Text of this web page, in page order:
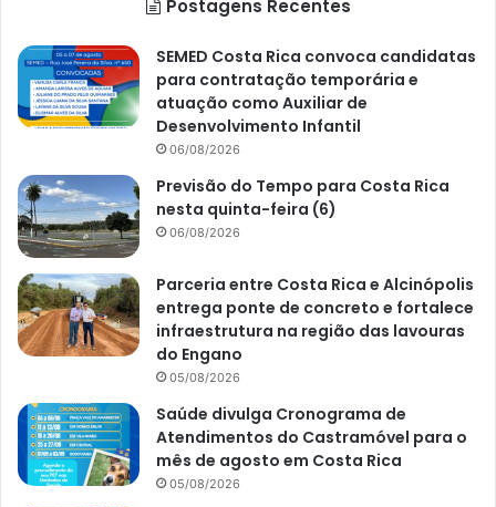
Postagens Recentes
SEMED Costa Rica convoca candidatas
para contratação temporária e
atuação como Auxiliar de
Desenvolvimento Infantil
06/08/2026
Previsão do Tempo para Costa Rica
nesta quinta-feira (6)
06/08/2026
Parceria entre Costa Rica e Alcinópolis
entrega ponte de concreto e fortalece
infraestrutura na região das lavouras
do Engano
05/08/2026
Saúde divulga Cronograma de
Atendimentos do Castramóvel para o
mês de agosto em Costa Rica
05/08/2026